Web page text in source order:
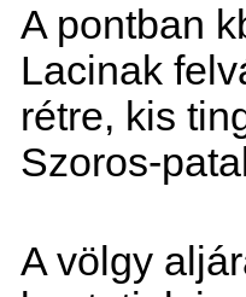
A pontban
Lacinak
rétre, kis
Szoros-
A völgy